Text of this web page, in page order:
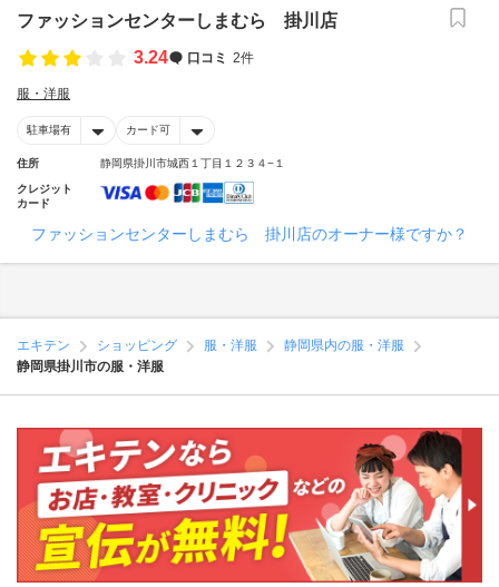
ファッションセンターしまむら 掛川店
3.24
口コミ 2件
服・洋服
駐車場有 カード可
住所 静岡県掛川市城西１丁目１２３４−１
クレジット
カード
ファッションセンターしまむら 掛川店のオーナー様ですか？
エキテン ショッピング 服・洋服
静岡県内の服・洋服
静岡県掛川市の服・洋服